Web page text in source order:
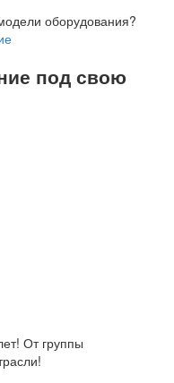
оборудования?
под свою